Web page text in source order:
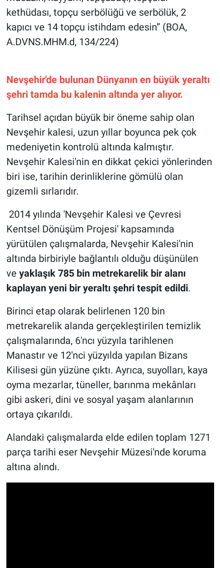
kethüdası, topçu serbölüğü ve serbölük, 2
kapıcı ve 14 topçu istihdam edesin” (BOA,
A.DVNS.MHM.d, 134/224)
Nevşehir'de bulunan Dünyanın en büyük yeraltı
şehri tamda bu kalenin altında yer alıyor.
Tarihsel açıdan büyük bir öneme sahip olan
Nevşehir kalesi, uzun yıllar boyunca pek çok
medeniyetin kontrolü altında kalmıştır.
Nevşehir Kalesi'nin en dikkat çekici yönlerinden
biri ise, tarihin derinliklerine gömülü olan
gizemli sırlarıdır.
2014 yılında 'Nevşehir Kalesi ve Çevresi
Kentsel Dönüşüm Projesi' kapsamında
yürütülen çalışmalarda, Nevşehir Kalesi'nin
altında birbiriyle bağlantılı olduğu düşünülen
ve yaklaşık 785 bin metrekarelik bir alanı
kaplayan yeni bir yeraltı şehri tespit edildi.
Birinci etap olarak belirlenen 120 bin
metrekarelik alanda gerçekleştirilen temizlik
çalışmalarında, 6'ncı yüzyıla tarihlenen
Manastır ve 12'nci yüzyılda yapılan Bizans
Kilisesi gün yüzüne çıktı. Ayrıca, suyolları, kaya
oyma mezarlar, tüneller, barınma mekânları
gibi askeri, dini ve sosyal yaşam alanlarının
ortaya çıkarıldı.
Alandaki çalışmalarda elde edilen toplam 1271
parça tarihi eser Nevşehir Müzesi'nde koruma
altına alındı.